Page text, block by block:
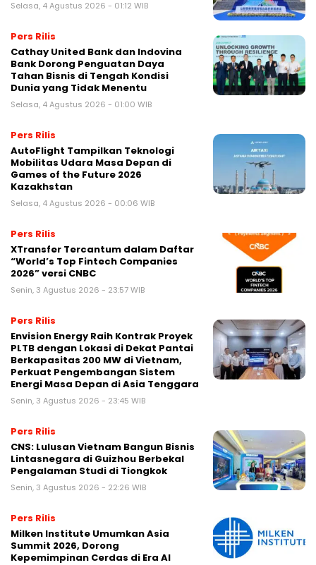
Selasa, 4 Agustus 2026 - 01:12 WIB
Pers Rilis
Cathay United Bank dan Indovina
Bank Dorong Penguatan Daya
Tahan Bisnis di Tengah Kondisi
Dunia yang Tidak Menentu
Selasa, 4 Agustus 2026 - 01:00 WIB
Pers Rilis
AutoFlight Tampilkan Teknologi
Mobilitas Udara Masa Depan di
Games of the Future 2026
Kazakhstan
Selasa, 4 Agustus 2026 - 00:06 WIB
Pers Rilis
XTransfer Tercantum dalam Daftar
“World’s Top Fintech Companies
2026” versi CNBC
Senin, 3 Agustus 2026 - 23:57 WIB
Pers Rilis
Envision Energy Raih Kontrak Proyek
PLTB dengan Lokasi di Dekat Pantai
Berkapasitas 200 MW di Vietnam,
Perkuat Pengembangan Sistem
Energi Masa Depan di Asia Tenggara
Senin, 3 Agustus 2026 - 23:45 WIB
Pers Rilis
CNS: Lulusan Vietnam Bangun Bisnis
Lintasnegara di Guizhou Berbekal
Pengalaman Studi di Tiongkok
Senin, 3 Agustus 2026 - 22:26 WIB
Pers Rilis
Milken Institute Umumkan Asia
Summit 2026, Dorong
Kepemimpinan Cerdas di Era AI